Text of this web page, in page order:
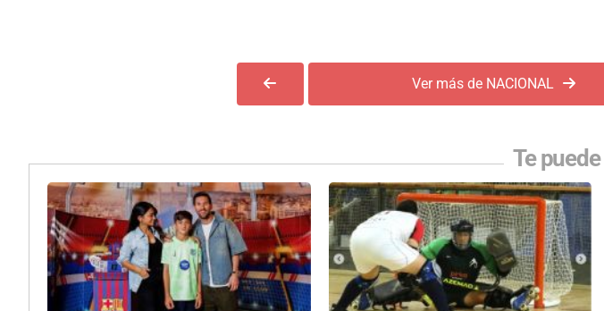
Ver más de NACIONAL
Te puede